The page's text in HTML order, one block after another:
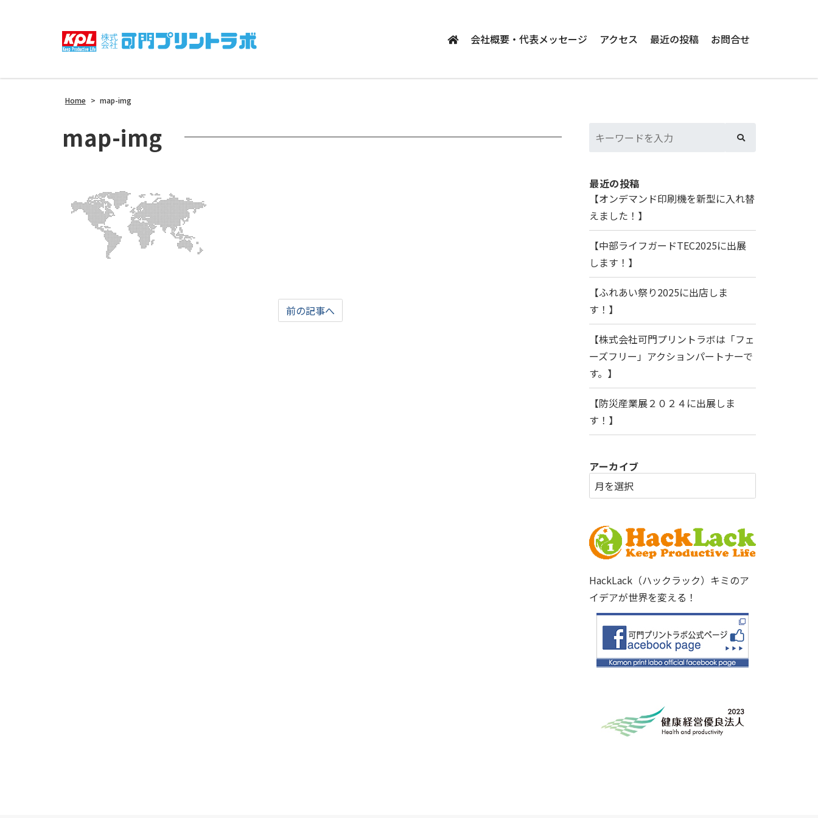
会社概要・代表メッセージ アクセス 最近の投稿 お問合せ
Home > map-img
map-img
前の記事へ
最近の投稿
【オンデマンド印刷機を新型に入れ替
えました！】
【中部ライフガードTEC2025に出展
します！】
【ふれあい祭り2025に出店しま
す！】
【株式会社可門プリントラボは「フェ
ーズフリー」アクションパートナーで
す。】
【防災産業展２０２４に出展しま
す！】
アーカイブ
HackLack（ハックラック）キミのア
イデアが世界を変える！